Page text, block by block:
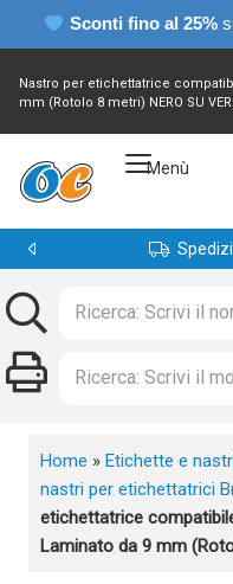
Sconti fino al 25%
Nastro per etichettatrice
mm (Rotolo 8 metri) NERO SU
Menù
Home » Etichette e
nastri per etichettatrici
etichettatrice
Laminato da 9 mm